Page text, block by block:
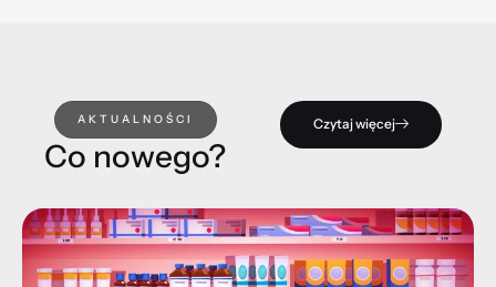
AKTUALNOŚCI
Co nowego?
Czytaj więcej